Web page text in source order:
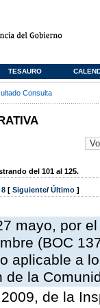
TESAURO
Consulta
del 101 al 125.
8 [ Siguiente/ Último ]
mayo, por
(BOC
aplicable a
de la
de la